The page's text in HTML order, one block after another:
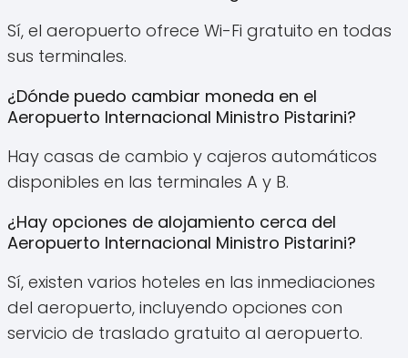
Sí, el aeropuerto ofrece Wi-Fi gratuito en todas
sus terminales.
¿Dónde puedo cambiar moneda en el
Aeropuerto Internacional Ministro Pistarini?
Hay casas de cambio y cajeros automáticos
disponibles en las terminales A y B.
¿Hay opciones de alojamiento cerca del
Aeropuerto Internacional Ministro Pistarini?
Sí, existen varios hoteles en las inmediaciones
del aeropuerto, incluyendo opciones con
servicio de traslado gratuito al aeropuerto.